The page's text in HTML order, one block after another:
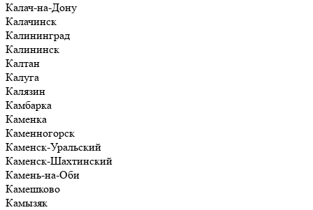
Калач-на-Дону
Калачинск
Калининград
Калининск
Калтан
Калуга
Калязин
Камбарка
Каменка
Каменногорск
Каменск-Уральский
Каменск-Шахтинский
Камень-на-Оби
Камешково
Камызяк